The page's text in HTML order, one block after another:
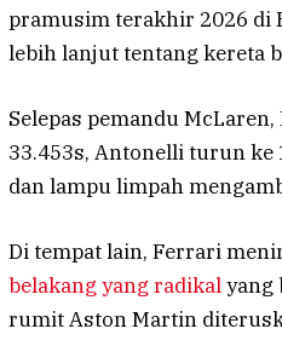
pramusim terakhir 2026 di
lebih lanjut tentang kereta
Selepas pemandu
33.453s, Antonelli turun ke
dan lampu limpah
Di tempat lain, Ferrari
belakang yang radikalyang
rumit Aston Martin